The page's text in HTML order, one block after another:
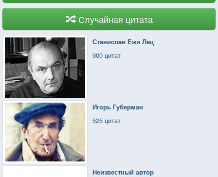
Случайная цитата
Станислав Ежи Лец
900 цитат
Игорь Губерман
525 цитат
Неизвестный автор